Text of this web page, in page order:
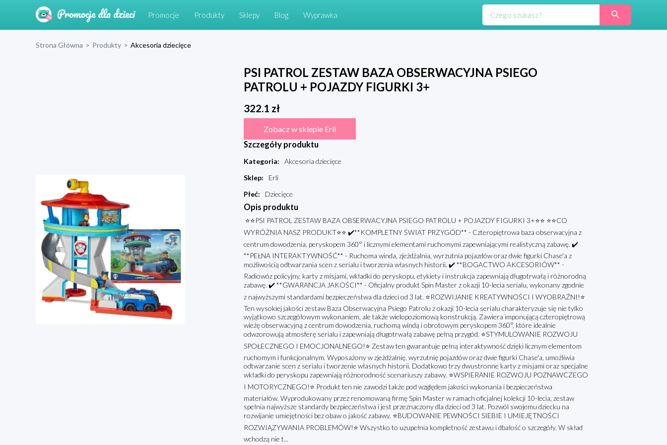
Promocje Produkty Sklepy Blog Wyprawka
Strona Główna > Produkty > Akcesoria dziecięce
PSI PATROL ZESTAW BAZA OBSERWACYJNA PSIEGO
PATROLU + POJAZDY FIGURKI 3+
322.1 zł
Zobacz w sklepie Erli
Szczegóły produktu
Kategoria:
Akcesoria dziecięce
Sklep:
Erli
Płeć: Dziecięce
Opis produktu
⭐⭐PSI PATROL ZESTAW BAZA OBSERWACYJNA PSIEGO PATROLU + POJAZDY FIGURKI 3+⭐⭐ ⭐⭐CO
WYRÓŻNIA NASZ PRODUKT⭐⭐ ✔️**KOMPLETNY ŚWIAT PRZYGÓD** - Czteropiętrowa baza obserwacyjna z
centrum dowodzenia, peryskopem 360° i licznymi elementami ruchomymi zapewniającymi realistyczną zabawę. ✔️
**PEŁNA INTERAKTYWNOŚĆ** - Ruchoma winda, zjeżdżalnia, wyrzutnia pojazdów oraz dwie figurki Chase'a z
możliwością odtwarzania scen z serialu i tworzenia własnych historii. ✔️ **BOGACTWO AKCESORIÓW** -
Radiowóz policyjny, karty z misjami, wkładki do peryskopu, etykiety i instrukcja zapewniają długotrwałą i różnorodną
zabawę. ✔️ **GWARANCJA JAKOŚCI** - Oficjalny produkt Spin Master z okazji 10-lecia serialu, wykonany zgodnie
z najwyższymi standardami bezpieczeństwa dla dzieci od 3 lat. ⭐ROZWIJANIE KREATYWNOŚCI I WYOBRAŹNI!⭐
Ten wysokiej jakości zestaw Baza Obserwacyjna Psiego Patrolu z okazji 10-lecia serialu charakteryzuje się nie tylko
wyjątkowo szczegółowym wykonaniem, ale także wielopoziomową konstrukcją. Zawiera imponującą czteropiętrową
wieżę obserwacyjną z centrum dowodzenia, ruchomą windą i obrotowym peryskopem 360°, które idealnie
odwzorowują atmosferę serialu i zapewniają długotrwałą zabawę pełną przygód. ⭐STYMULOWANIE ROZWOJU
SPOŁECZNEGO I EMOCJONALNEGO!⭐ Zestaw ten gwarantuje pełną interaktywność dzięki licznym elementom
ruchomym i funkcjonalnym. Wyposażony w zjeżdżalnię, wyrzutnię pojazdów oraz dwie figurki Chase'a, umożliwia
odtwarzanie scen z serialu i tworzenie własnych historii. Dodatkowo trzy dwustronne karty z misjami oraz specjalne
wkładki do peryskopu zapewniają różnorodność scenariuszy zabawy. ⭐WSPIERANIE ROZWOJU POZNAWCZEGO
I MOTORYCZNEGO!⭐ Produkt ten nie zawodzi także pod względem jakości wykonania i bezpieczeństwa
materiałów. Wyprodukowany przez renomowaną firmę Spin Master w ramach oficjalnej kolekcji 10-lecia, zestaw
spełnia najwyższe standardy bezpieczeństwa i jest przeznaczony dla dzieci od 3 lat. Pozwól swojemu dziecku na
rozwijanie umiejętności bez obaw o jakość zabawy. ⭐BUDOWANIE PEWNOŚCI SIEBIE I UMIEJĘTNOŚCI
ROZWIĄZYWANIA PROBLEMÓW!⭐ Wszystko to uzupełnia kompletność zestawu i dbałość o szczegóły. W skład
wchodzą nie t...